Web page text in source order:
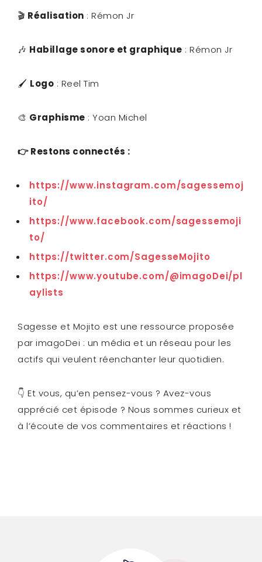
🎬 Réalisation : Rémon Jr
🎶 Habillage sonore et graphique : Rémon Jr
🖌️ Logo : Reel Tim
🎨 Graphisme : Yoan Michel
👉Restons connectés :
https://www.instagram.com/sagessemoj
ito/
https://www.facebook.com/sagessemoji
to/
https://twitter.com/SagesseMojito
https://www.youtube.com/@imagoDei/pl
aylists
Sagesse et Mojito est une ressource proposée
par imagoDei : un média et un réseau pour les
actifs qui veulent réenchanter leur quotidien.
👇 Et vous, qu’en pensez-vous ? Avez-vous
apprécié cet épisode ? Nous sommes curieux et
à l’écoute de vos commentaires et réactions !